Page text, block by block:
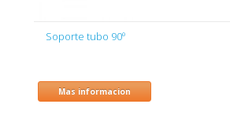
Soporte tubo 90º
Mas informacion